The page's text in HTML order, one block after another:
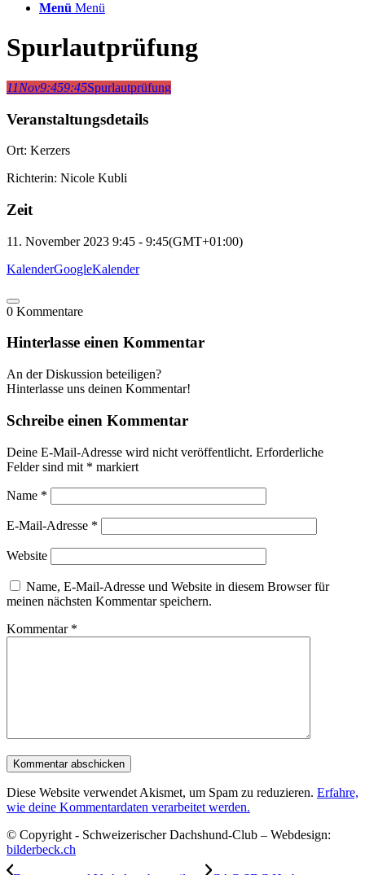
Menü Menü
Spurlautprüfung
11Nov9:459:45Spurlautprüfung
Veranstaltungsdetails
Ort: Kerzers
Richterin: Nicole Kubli
Zeit
11. November 2023 9:45 - 9:45(GMT+01:00)
KalenderGoogleKalender
0 Kommentare
Hinterlasse einen Kommentar
An der Diskussion beteiligen?
Hinterlasse uns deinen Kommentar!
Schreibe einen Kommentar
Deine E-Mail-Adresse wird nicht veröffentlicht. Erforderliche
Felder sind mit * markiert
Name *
E-Mail-Adresse *
Website
Name, E-Mail-Adresse und Website in diesem Browser für
meinen nächsten Kommentar speichern.
Kommentar *
Diese Website verwendet Akismet, um Spam zu reduzieren. Erfahre,
wie deine Kommentardaten verarbeitet werden.
© Copyright - Schweizerischer Dachshund-Club – Webdesign:
bilderbeck.ch